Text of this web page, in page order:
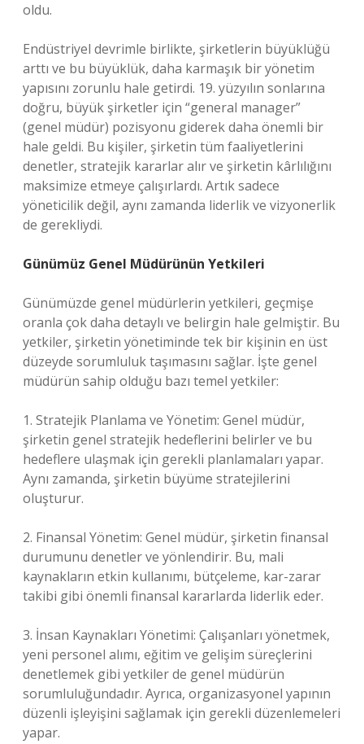
oldu.
Endüstriyel devrimle birlikte, şirketlerin büyüklüğü
arttı ve bu büyüklük, daha karmaşık bir yönetim
yapısını zorunlu hale getirdi. 19. yüzyılın sonlarına
doğru, büyük şirketler için “general manager”
(genel müdür) pozisyonu giderek daha önemli bir
hale geldi. Bu kişiler, şirketin tüm faaliyetlerini
denetler, stratejik kararlar alır ve şirketin kârlılığını
maksimize etmeye çalışırlardı. Artık sadece
yöneticilik değil, aynı zamanda liderlik ve vizyonerlik
de gerekliydi.
Günümüz Genel Müdürünün Yetkileri
Günümüzde genel müdürlerin yetkileri, geçmişe
oranla çok daha detaylı ve belirgin hale gelmiştir. Bu
yetkiler, şirketin yönetiminde tek bir kişinin en üst
düzeyde sorumluluk taşımasını sağlar. İşte genel
müdürün sahip olduğu bazı temel yetkiler:
1. Stratejik Planlama ve Yönetim: Genel müdür,
şirketin genel stratejik hedeflerini belirler ve bu
hedeflere ulaşmak için gerekli planlamaları yapar.
Aynı zamanda, şirketin büyüme stratejilerini
oluşturur.
2. Finansal Yönetim: Genel müdür, şirketin finansal
durumunu denetler ve yönlendirir. Bu, mali
kaynakların etkin kullanımı, bütçeleme, kar-zarar
takibi gibi önemli finansal kararlarda liderlik eder.
3. İnsan Kaynakları Yönetimi: Çalışanları yönetmek,
yeni personel alımı, eğitim ve gelişim süreçlerini
denetlemek gibi yetkiler de genel müdürün
sorumluluğundadır. Ayrıca, organizasyonel yapının
düzenli işleyişini sağlamak için gerekli düzenlemeleri
yapar.